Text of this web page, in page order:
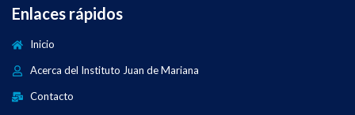
Enlaces rápidos
Inicio
Acerca del Instituto Juan de Mariana
Contacto